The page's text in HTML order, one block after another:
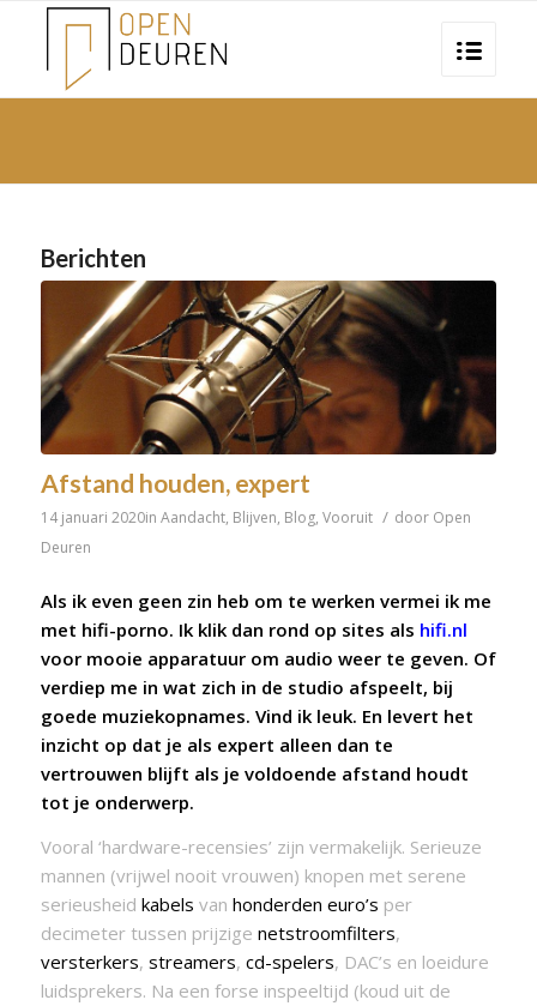
Berichten
Afstand houden, expert
14 januari 2020in Aandacht, Blijven, Blog, Vooruit / door Open
Deuren
Als ik even geen zin heb om te werken vermei ik me
met hifi-porno. Ik klik dan rond op sites als hifi.nl
voor mooie apparatuur om audio weer te geven. Of
verdiep me in wat zich in de studio afspeelt, bij
goede muziekopnames. Vind ik leuk. En levert het
inzicht op dat je als expert alleen dan te
vertrouwen blijft als je voldoende afstand houdt
tot je onderwerp.
Vooral ‘hardware-recensies’ zijn vermakelijk. Serieuze
mannen (vrijwel nooit vrouwen) knopen met serene
serieusheid kabels van honderden euro’s per
decimeter tussen prijzige netstroomfilters,
versterkers, streamers, cd-spelers, DAC’s en loeidure
luidsprekers. Na een forse inspeeltijd (koud uit de